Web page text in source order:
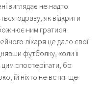
виглядає не надто
одразу, як відкрити
ним гратися.
лікаря це дало свої
футболку, коли її
спостерігати, бо
їй ніхто не встиг ще